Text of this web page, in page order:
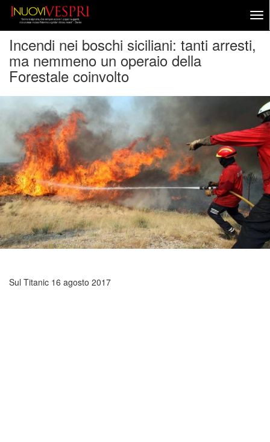
Incendi nei boschi siciliani: tanti arresti,
ma nemmeno un operaio della
Forestale coinvolto
Sul Titanic 16 agosto 2017